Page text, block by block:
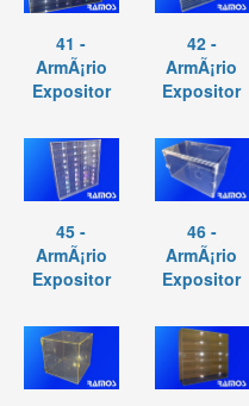
41 -
ArmÃ¡rio
Expositor
42 -
ArmÃ¡rio
Expositor
45 -
ArmÃ¡rio
Expositor
46 -
ArmÃ¡rio
Expositor